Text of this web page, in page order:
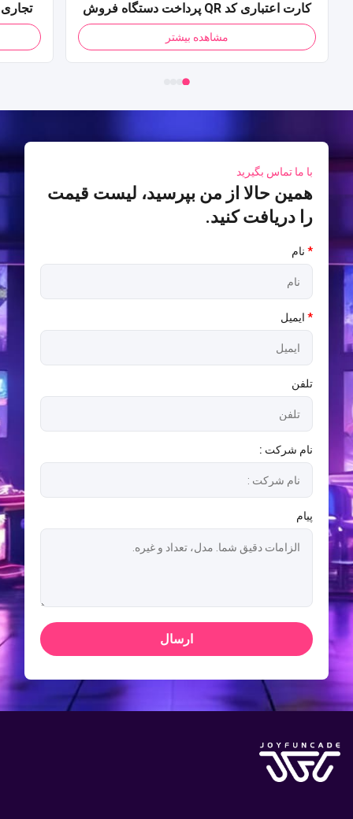
کارت اعتباری کد QR پرداخت دستگاه فروش
پاپ کورن برای مرکز خرید
مشاهده بیشتر
با ما تماس بگیرید
همین حالا از من بپرسید، لیست قیمت
را دریافت کنید.
* نام
* ایمیل
تلفن
نام شرکت :
پیام
ارسال